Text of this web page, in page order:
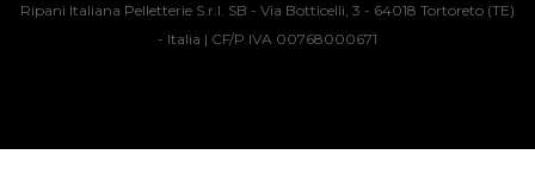
Ripani Italiana Pelletterie S.r.l. SB - Via Botticelli, 3 - 64018 Tortoreto (TE)
- Italia | CF/P.IVA 00768000671